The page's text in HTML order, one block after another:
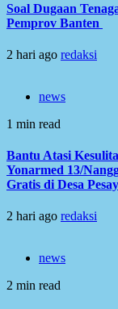
Soal Dugaan
Pemprov Banten
2 hari ago redaksi
news
1 min read
Bantu Atasi
Yonarmed 13/
Gratis di Desa
2 hari ago redaksi
news
2 min read